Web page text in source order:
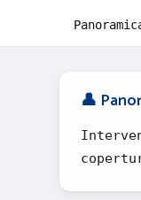
👤